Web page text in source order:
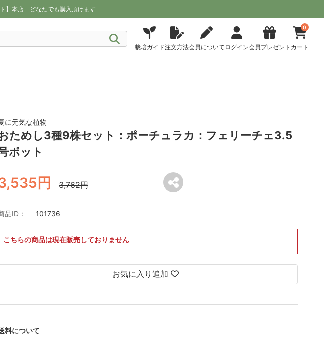
ト】本店 どなたでも購入頂けます
栽培ガイド注文方法会員について ログイン会員プレゼント
0
カート
に元気な植物
ためし3種9株セット：ポーチュラカ：フェリーチェ3.5
ポット
円 3,762円
品ID： 101736
こちらの商品は現在販売しておりません
お気に入り追加
料について